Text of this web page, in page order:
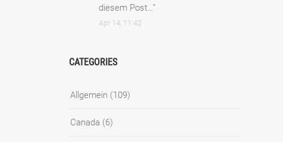
diesem Post…”
Apr 14, 11:42
CATEGORIES
Allgemein (109)
Canada (6)